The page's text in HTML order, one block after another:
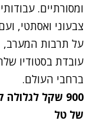
ומסורתיים.
צבעוני ואסתטי,
על תרבות המערב,
עובדת בסטודיו
ברחבי העולם.
900 שקל לגלולה קטנה (20 ס"מ), להשיג
של טל